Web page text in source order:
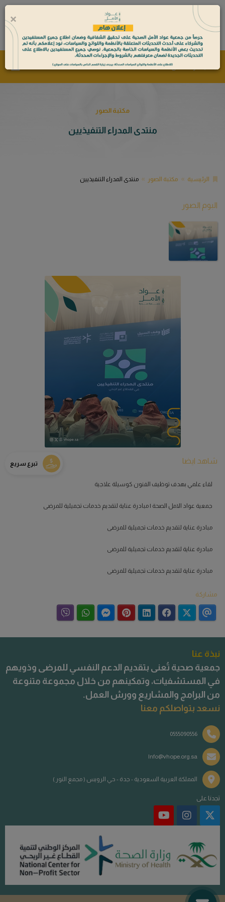
جمعية عواد الأمل الصحية
مكتبة الصور
منتدى المدراء التنفيذيين
الرئيسية مكتبة الصور منتدى المدراء التنفيذيين
البوم الصور
شاهد ايضا
لقاء علمي بهدف توظيف الفنون كوسيلة علاجية
جمعية عواد الامل الصحة | مبادرة عناية لتقديم خدمات تجميلية للمرضى
مبادرة عناية لتقديم خدمات تجميلية للمرضى
مبادرة عناية لتقديم خدمات تجميلية للمرضى
مبادرة عناية لتقديم خدمات تجميلية للمرضى
مشاركة
نبذة عنا
جمعية صحية تُعنى بتقديم الدعم النفسي للمرضى وذويهم
في المستشفيات، وتمكينهم من خلال مجموعة متنوعة
من البرامج والمشاريع وورش العمل.
نسعد بتواصلكم معنا
0555090556
Info@vhope.org.sa
المملكة العربية السعودية - جدة - حي الرويس ( مجمع النور )
تجدنا على
تبرع سريع
×